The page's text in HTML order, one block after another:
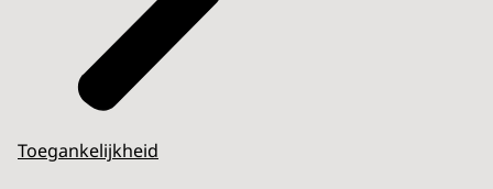
Toegankelijkheid